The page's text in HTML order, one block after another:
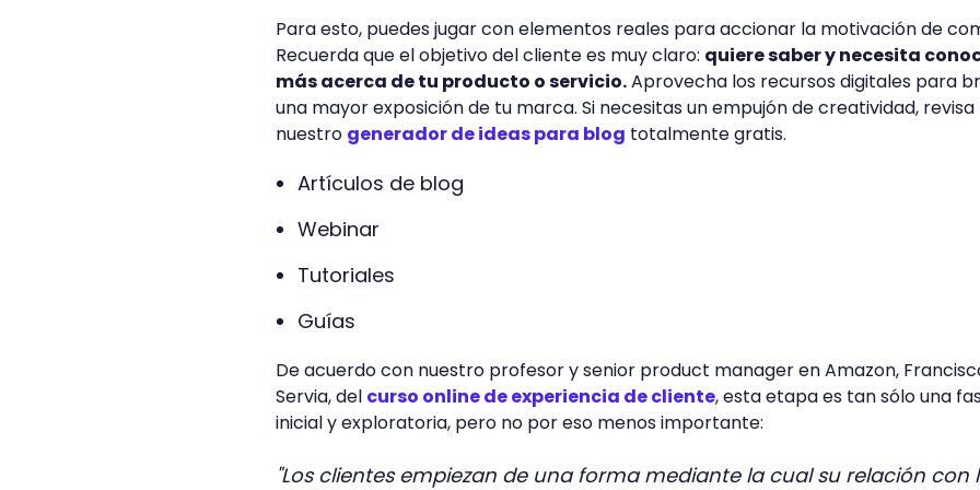
Para esto, puedes jugar con elementos reales para accionar la motivación de
Recuerda que el objetivo del cliente es muy claro: quiere saber y necesita
más acerca de tu producto o servicio.Aprovecha los recursos digitales para
una mayor exposición de tu marca. Si necesitas un empujón de creatividad, revisa
nuestro generador de ideas para blog totalmente gratis.
Artículos de blog
Webinar
Tutoriales
Guías
De acuerdo con nuestro profesor y senior product manager en Amazon,
Servia, del curso online de experiencia de cliente, esta etapa es tan sólo una
inicial y exploratoria, pero no por eso menos importante:
"Los clientes empiezan de una forma mediante la cual su relación con